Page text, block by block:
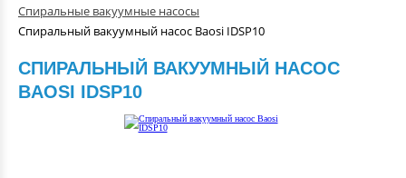
Спиральные вакуумные насосы
Спиральный вакуумный насос Baosi IDSP10
Компрессоры
Вакуумные камеры
Промышленные вакуумные
системы
СПИРАЛЬНЫЙ ВАКУУМНЫЙ НАСОС
BAOSI IDSP10